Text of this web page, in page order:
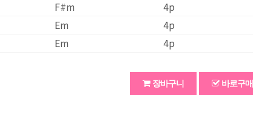
F#m 4p
Em 4p
Em 4p
장바구니 바로구매